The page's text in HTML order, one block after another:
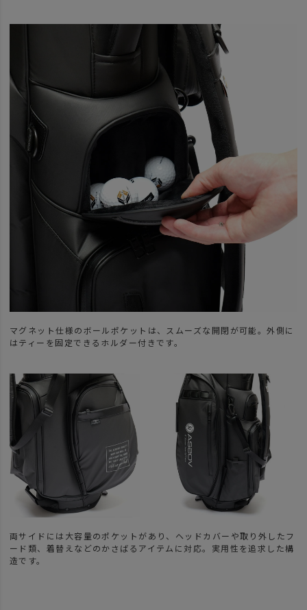
マグネット仕様のボールポケットは、スムーズな開閉が可能。外側に
はティーを固定できるホルダー付きです。
両サイドには大容量のポケットがあり、ヘッドカバーや取り外したフ
ード類、着替えなどのかさばるアイテムに対応。実用性を追求した構
造です。